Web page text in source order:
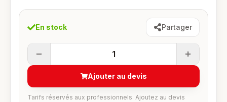
En stock Partager
1
Ajouter au devis
Tarifs réservés aux professionnels. Ajoutez au devis